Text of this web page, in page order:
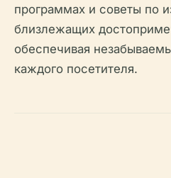
программах и советы по
близлежащих
обеспечивая
каждого посетителя.